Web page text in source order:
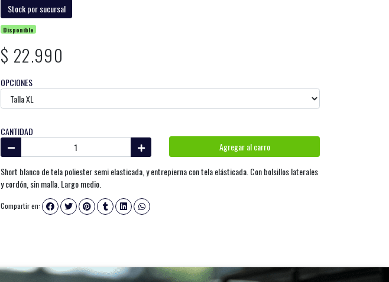
Stock por sucursal
Disponible
$ 22.990
OPCIONES
CANTIDAD
Agregar al carro
Short blanco de tela poliester semi elasticada, y entrepierna con tela elásticada. Con bolsillos laterales
y cordón, sin malla. Largo medio.
Compartir en: